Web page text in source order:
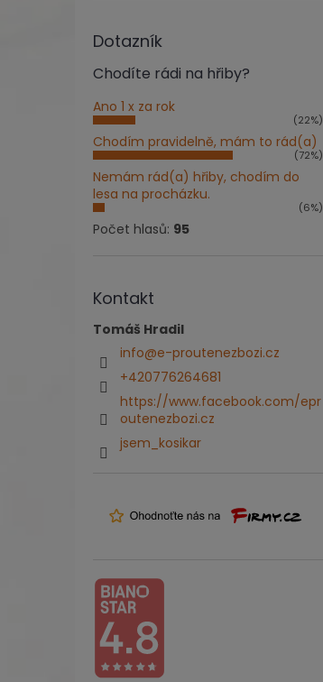
Dotazník
Chodíte rádi na hřiby?
Ano 1 x za rok
(22%)
Chodím pravidelně, mám to rád(a)
(72%)
Nemám rád(a) hřiby, chodím do
lesa na procházku.
(6%)
Počet hlasů: 95
Kontakt
Tomáš Hradil
info@e-proutenezbozi.cz
+420776264681
https://www.facebook.com/epr
outenezbozi.cz
jsem_kosikar